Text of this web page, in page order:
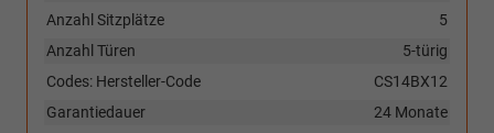
5
Anzahl Sitzplätze
5-türig
Anzahl Türen
CS14BX12
Codes: Hersteller-Code
24 Monate
Garantiedauer